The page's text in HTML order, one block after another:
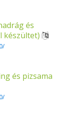
és
készültet)
és pizsama